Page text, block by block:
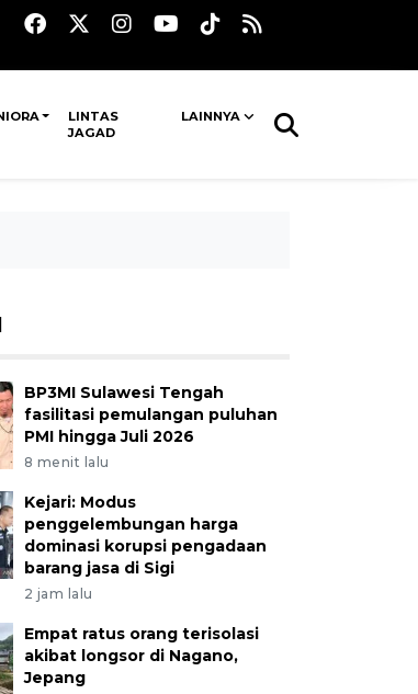
LINTAS
JAGAD
LAINNYA
BP3MI Sulawesi Tengah
fasilitasi pemulangan puluhan
PMI hingga Juli 2026
8 menit lalu
Kejari: Modus
penggelembungan harga
dominasi korupsi pengadaan
barang jasa di Sigi
2 jam lalu
Empat ratus orang terisolasi
akibat longsor di Nagano,
Jepang